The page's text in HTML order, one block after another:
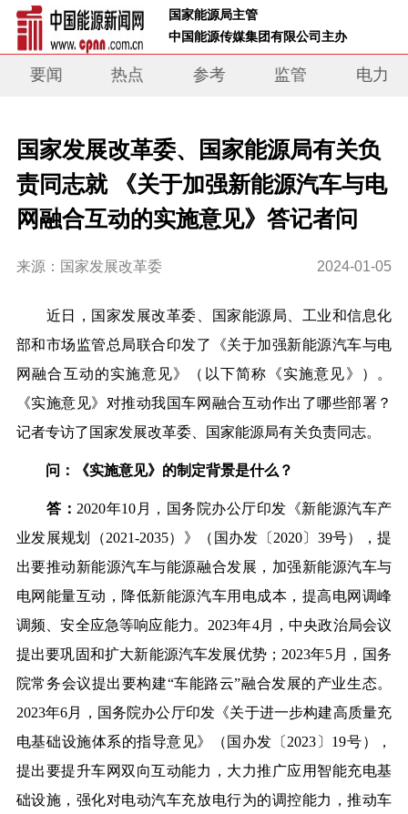
国家能源局主管
中国能源传媒集团有限公司主办
要闻 热点 参考 监管 电力
国家发展改革委、国家能源局有关负
责同志就 《关于加强新能源汽车与电
网融合互动的实施意见》答记者问
来源：国家发展改革委 2024-01-05
近日，国家发展改革委、国家能源局、工业和信息化
部和市场监管总局联合印发了《关于加强新能源汽车与电
网融合互动的实施意见》（以下简称《实施意见》）。
《实施意见》对推动我国车网融合互动作出了哪些部署？
记者专访了国家发展改革委、国家能源局有关负责同志。
问：《实施意见》的制定背景是什么？
答： 2020年10月，国务院办公厅印发《新能源汽车产
业发展规划（2021-2035）》（国办发〔2020〕39号），提
出要推动新能源汽车与能源融合发展，加强新能源汽车与
电网能量互动，降低新能源汽车用电成本，提高电网调峰
调频、安全应急等响应能力。2023年4月，中央政治局会议
提出要巩固和扩大新能源汽车发展优势；2023年5月，国务
院常务会议提出要构建“车能路云”融合发展的产业生态。
2023年6月，国务院办公厅印发《关于进一步构建高质量充
电基础设施体系的指导意见》（国办发〔2023〕19号），
提出要提升车网双向互动能力，大力推广应用智能充电基
础设施，强化对电动汽车充放电行为的调控能力，推动车